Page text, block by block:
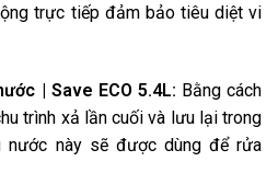
trực tiếp đảm bảo tiêu diệt vi
| Save ECO 5.4L: Bằng cách
trình xả lần cuối và lưu lại trong
nước này sẽ được dùng để rửa